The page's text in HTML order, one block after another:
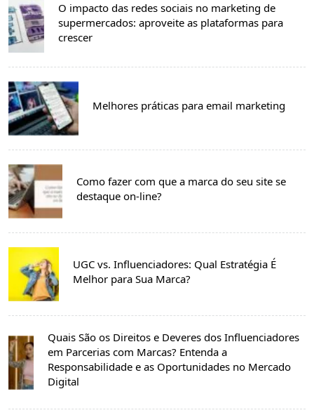
O impacto das redes sociais no marketing de
supermercados: aproveite as plataformas para
crescer
Melhores práticas para email marketing
Como fazer com que a marca do seu site se
destaque on-line?
UGC vs. Influenciadores: Qual Estratégia É
Melhor para Sua Marca?
Quais São os Direitos e Deveres dos Influenciadores
em Parcerias com Marcas? Entenda a
Responsabilidade e as Oportunidades no Mercado
Digital